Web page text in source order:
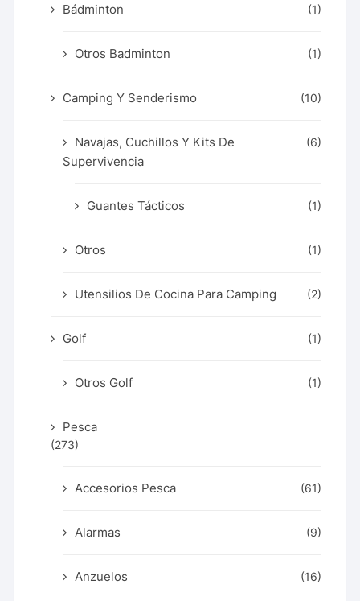
Bádminton (1)
Otros Badminton (1)
Camping Y Senderismo (10)
Navajas, Cuchillos Y Kits De
Supervivencia
(6)
Guantes Tácticos (1)
Otros (1)
Utensilios De Cocina Para Camping (2)
Golf (1)
Otros Golf (1)
Pesca
(273)
Accesorios Pesca (61)
Alarmas (9)
Anzuelos (16)